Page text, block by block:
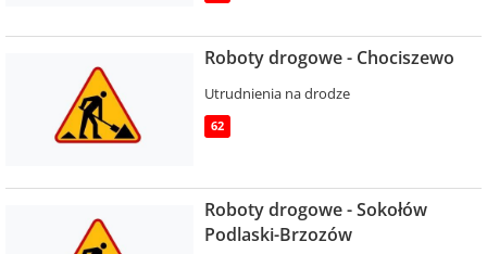
Roboty drogowe - Chociszewo
Utrudnienia na drodze
62
Roboty drogowe - Sokołów
Podlaski-Brzozów